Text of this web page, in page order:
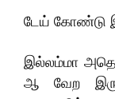
டேய் கோண்டு
இல்லம்மா
ஆ வேற